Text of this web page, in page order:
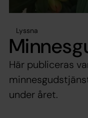
Lyssna
Här publiceras
under året.